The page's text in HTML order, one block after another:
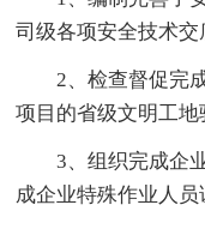
司级各项安全技术交
2、检查督促完
项目的省级文明工地
3、组织完成企
成企业特殊作业人员